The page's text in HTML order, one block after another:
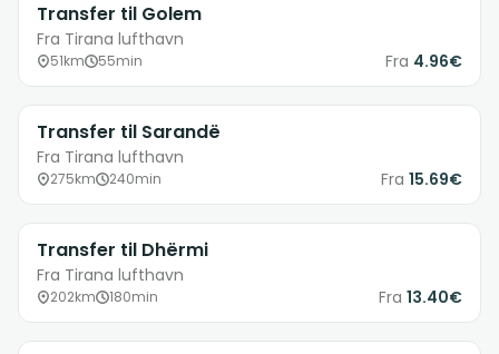
Transfer til Golem
Fra Tirana lufthavn
51km 55min Fra 4.96€
Transfer til Sarandë
Fra Tirana lufthavn
275km 240min Fra 15.69€
Transfer til Dhërmi
Fra Tirana lufthavn
202km 180min Fra 13.40€